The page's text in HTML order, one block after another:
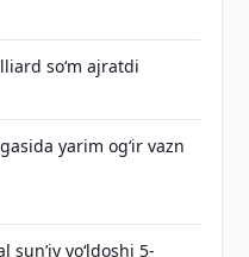
so‘m ajratdi
yarim og‘ir vazn
yo‘ldoshi 5-